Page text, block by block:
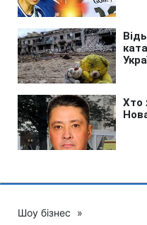
Шоу бізнес »